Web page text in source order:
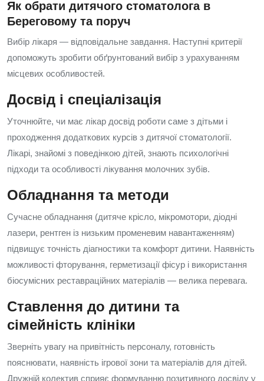
Як обрати дитячого стоматолога в
Береговому та поруч
Вибір лікаря — відповідальне завдання. Наступні критерії
допоможуть зробити обґрунтований вибір з урахуванням
місцевих особливостей.
Досвід і спеціалізація
Уточнюйте, чи має лікар досвід роботи саме з дітьми і
проходження додаткових курсів з дитячої стоматології.
Лікарі, знайомі з поведінкою дітей, знають психологічні
підходи та особливості лікування молочних зубів.
Обладнання та методи
Сучасне обладнання (дитяче крісло, мікромотори, діодні
лазери, рентген із низьким променевим навантаженням)
підвищує точність діагностики та комфорт дитини. Наявність
можливості фторування, герметизації фісур і використання
біосумісних реставраційних матеріалів — велика перевага.
Ставлення до дитини та
сімейність клініки
Зверніть увагу на привітність персоналу, готовність
пояснювати, наявність ігрової зони та матеріалів для дітей.
Дружній колектив сприяє формуванню позитивного досвіду у